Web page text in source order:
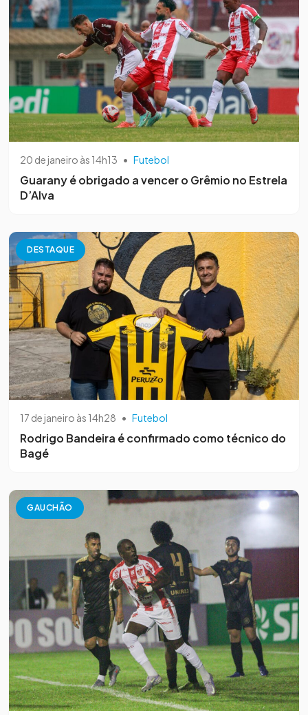
20 de janeiro às 14h13 • Futebol
Guarany é obrigado a vencer o Grêmio no Estrela
D’Alva
DESTAQUE
17 de janeiro às 14h28 • Futebol
Rodrigo Bandeira é confirmado como técnico do
Bagé
GAUCHÃO